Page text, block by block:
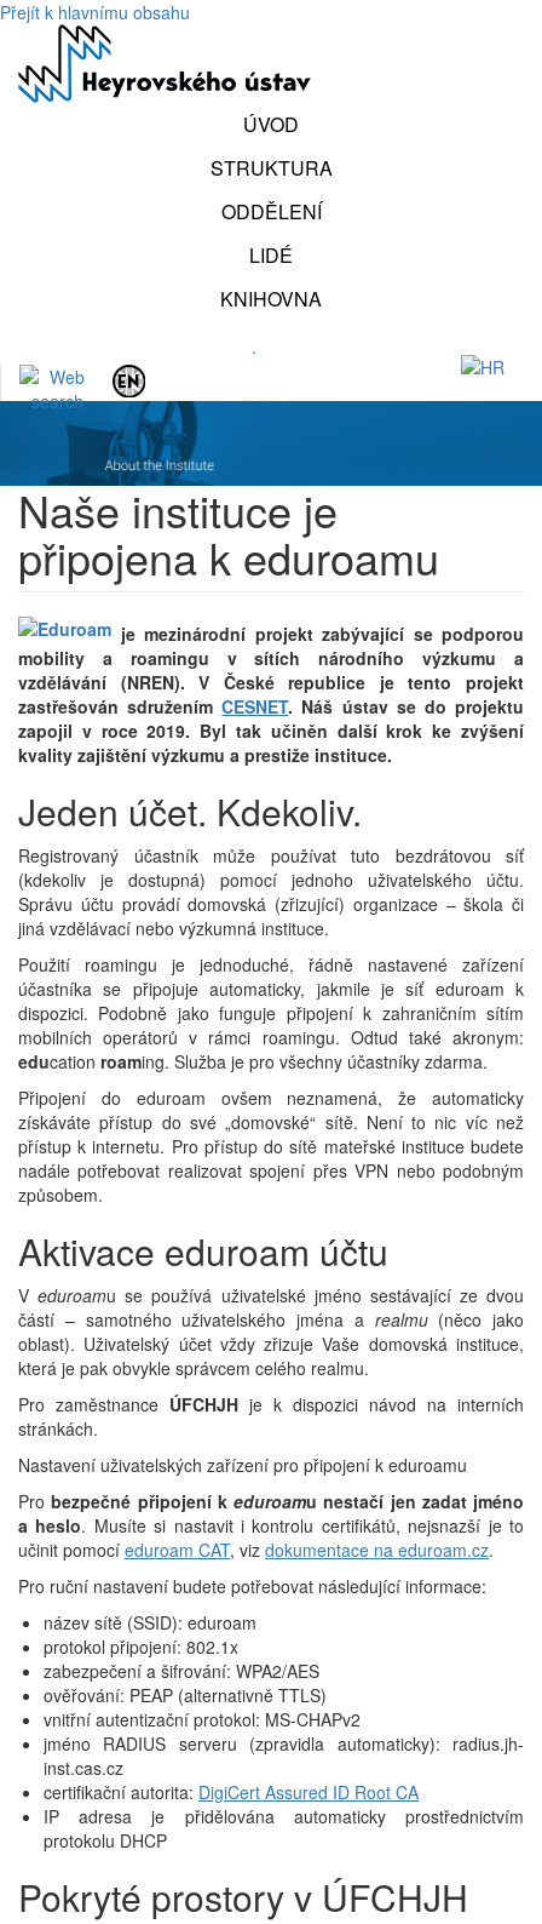
Přejít k hlavnímu obsahu
ÚVOD
STRUKTURA
ODDĚLENÍ
LIDÉ
KNIHOVNA
.
Naše instituce je
připojena k eduroamu
je mezinárodní projekt zabývající se podporou
mobility a roamingu v sítích národního výzkumu a
vzdělávání (NREN). V České republice je tento projekt
zastřešován sdruženímCESNET. Náš ústav se do projektu
zapojil v roce 2019. Byl tak učiněn další krok ke zvýšení
kvality zajištění výzkumu a prestiže instituce.
Jeden účet. Kdekoliv.
Registrovaný účastník může používat tuto bezdrátovou síť
(kdekoliv je dostupná) pomocí jednoho uživatelského účtu.
Správu účtu provádí domovská (zřizující) organizace – škola či
jiná vzdělávací nebo výzkumná instituce.
Použití roamingu je jednoduché, řádně nastavené zařízení
účastníka se připojuje automaticky, jakmile je síť eduroam k
dispozici. Podobně jako funguje připojení k zahraničním sítím
mobilních operátorů v rámci roamingu. Odtud také akronym:
education roaming. Služba je pro všechny účastníky zdarma.
Připojení do eduroam ovšem neznamená, že automaticky
získáváte přístup do své „domovské“ sítě. Není to nic víc než
přístup k internetu. Pro přístup do sítě mateřské instituce budete
nadále potřebovat realizovat spojení přes VPN nebo podobným
způsobem.
Aktivace eduroam účtu
Veduroamu se používá uživatelské jméno sestávající ze dvou
částí – samotného uživatelského jména a realmu(něco jako
oblast). Uživatelský účet vždy zřizuje Vaše domovská instituce,
která je pak obvykle správcem celého realmu.
Pro zaměstnance ÚFCHJH je k dispozici návod na interních
stránkách.
Nastavení uživatelských zařízení pro připojení k eduroamu
Probezpečné připojení k eduroamu nestačí jen zadat jméno
a heslo. Musíte si nastavit i kontrolu certifikátů, nejsnazší je to
učinit pomocí eduroam CAT, viz dokumentace na eduroam.cz.
Pro ruční nastavení budete potřebovat následující informace:
název sítě (SSID): eduroam
protokol připojení: 802.1x
zabezpečení a šifrování: WPA2/AES
ověřování: PEAP (alternativně TTLS)
vnitřní autentizační protokol: MS-CHAPv2
jméno RADIUS serveru (zpravidla automaticky): radius.jh-
inst.cas.cz
certifikační autorita: DigiCert Assured ID Root CA
IP adresa je přidělována automaticky prostřednictvím
protokolu DHCP
Pokryté prostory v ÚFCHJH